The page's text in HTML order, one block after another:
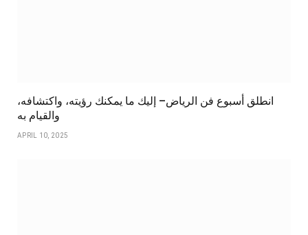
انطلق أسبوع فن الرياض– إليك ما يمكنك رؤيته، واكتشافه،
والقيام به
APRIL 10, 2025